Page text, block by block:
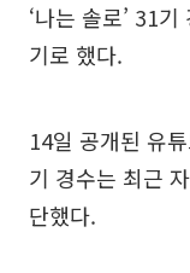
‘나는 솔로’ 31
기로 했다.
14일 공개된 유
기 경수는 최근
단했다.